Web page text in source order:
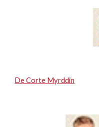
De Corte Myrddin